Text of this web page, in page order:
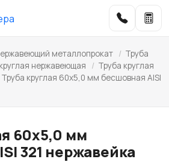
металлопрокат / Труба
нержавеющая / Труба круглая
Труба круглая 60х5,0 мм бесшовная AISI
60х5,0 мм
321 нержавейка